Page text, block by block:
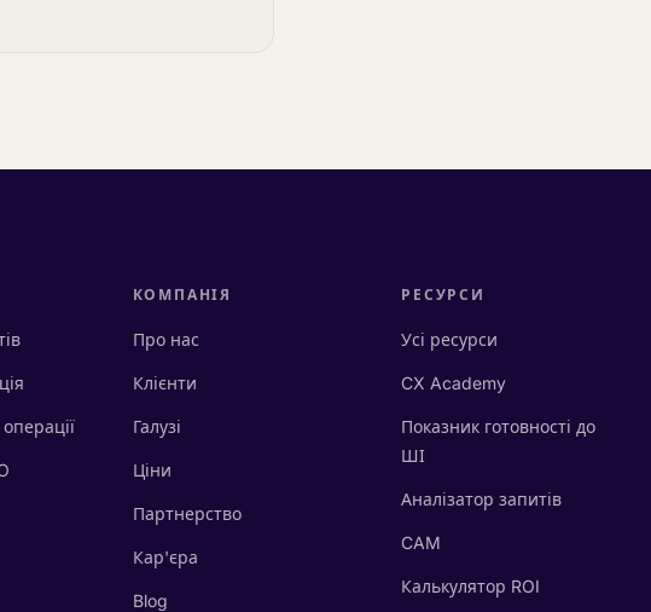
КОМПАНІЯ
Про нас
Клієнти
Галузі
Ціни
Партнерство
Кар'єра
Blog
РЕСУРСИ
Усі ресурси
CX Academy
Показник готовності до
ШІ
Аналізатор запитів
CAM
Калькулятор ROI